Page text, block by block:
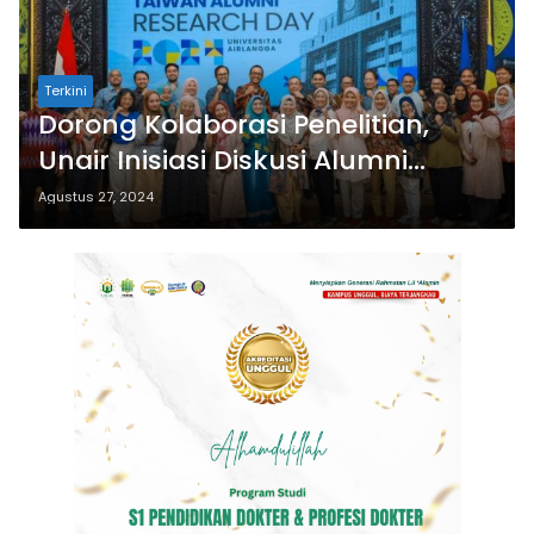
Terkini
Dorong Kolaborasi Penelitian,
Unair Inisiasi Diskusi Alumni
Taiwan
Agustus 27, 2024